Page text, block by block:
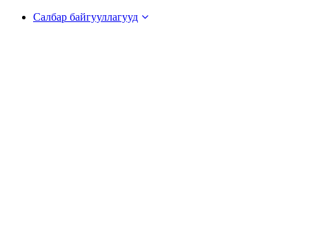
Салбар байгууллагууд